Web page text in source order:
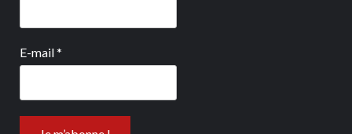
E-mail*